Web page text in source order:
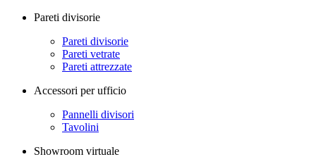
Pareti divisorie
Pareti divisorie
Pareti vetrate
Pareti attrezzate
Accessori per ufficio
Pannelli divisori
Tavolini
Showroom virtuale